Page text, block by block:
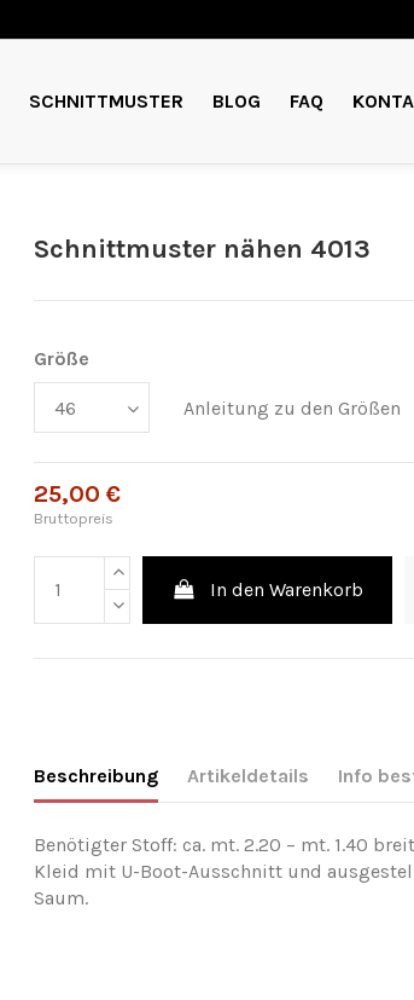
SCHNITTMUSTER BLOG FAQ
Schnittmuster nähen 4013
Größe
Anleitung zu den Größen
25,00 €
Bruttopreis
In den Warenkorb
Beschreibung Artikeldetails Info
Benötigter Stoff: ca. mt. 2.20 – mt. 1.40
Kleid mit U-Boot-Ausschnitt und
Saum.